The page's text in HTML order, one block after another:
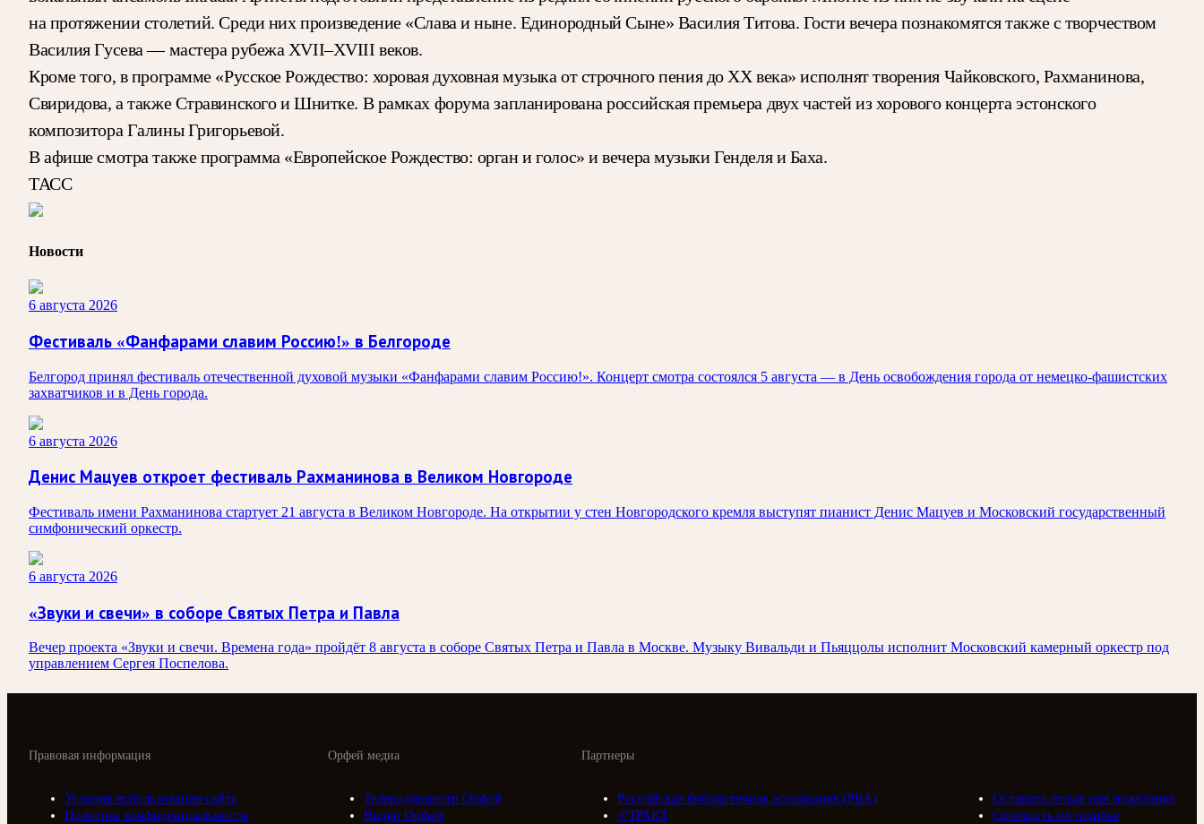
на протяжении столетий. Среди них произведение «Слава и ныне. Единородный Сыне» Василия Титова. Гости вечера познакомятся также с творчеством
Василия Гусева — мастера рубежа XVII–XVIII веков.
Кроме того, в программе «Русское Рождество: хоровая духовная музыка от строчного пения до XX века» исполнят творения Чайковского, Рахманинова,
Свиридова, а также Стравинского и Шнитке. В рамках форума запланирована российская премьера двух частей из хорового концерта эстонского
композитора Галины Григорьевой.
В афише смотра также программа «Европейское Рождество: орган и голос» и вечера музыки Генделя и Баха.
ТАСС
Новости
6 августа 2026
Фестиваль «Фанфарами славим Россию!» в Белгороде
Белгород принял фестиваль отечественной духовой музыки «Фанфарами славим Россию!». Концерт смотра состоялся 5 августа — в День освобождения города от немецко-фашистских
захватчиков и в День города.
6 августа 2026
Денис Мацуев откроет фестиваль Рахманинова в Великом Новгороде
Фестиваль имени Рахманинова стартует 21 августа в Великом Новгороде. На открытии у стен Новгородского кремля выступят пианист Денис Мацуев и Московский государственный
симфонический оркестр.
6 августа 2026
«Звуки и свечи» в соборе Святых Петра и Павла
Вечер проекта «Звуки и свечи. Времена года» пройдёт 8 августа в соборе Святых Петра и Павла в Москве. Музыку Вивальди и Пьяццолы исполнит Московский камерный оркестр под
управлением Сергея Поспелова.
Орфей медиа
Телерадиоцентр Орфей
Видео Орфей
Партнеры
Российская библиотечная ассоциация (РБА)
///ТРАКТ
Правовая информация
Условия использования сайта
Политика конфиденциальности
Оставить отзыв или пожелание
Сообщить об ошибке